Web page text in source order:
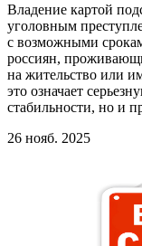
Владение картой
уголовным
с возможными
россиян,
на жительство или
это означает
стабильности, но и
26 нояб. 2025